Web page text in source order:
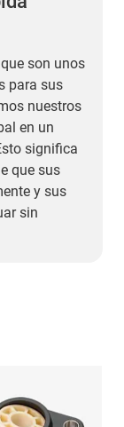
son unos
para sus
nuestros
en un
significa
que sus
y sus
sin